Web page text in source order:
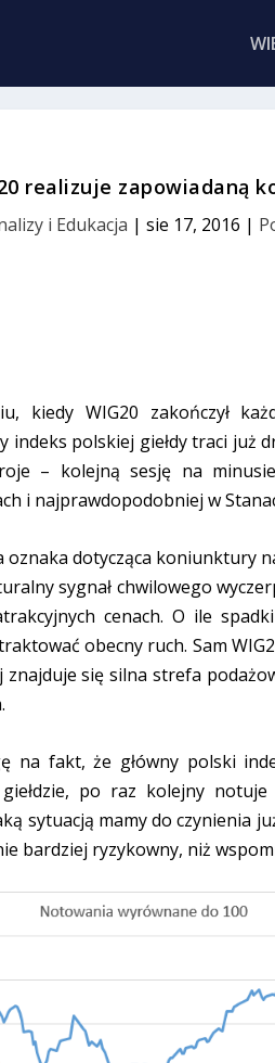
realizuje zapowiadaną
i Edukacja | sie 17, 2016 |
kiedy WIG20 zakończył
indeks polskiej giełdy traci już
– kolejną sesję na
i najprawdopodobniej w
oznaka dotycząca koniunktury
sygnał chwilowego
cenach. O ile
obecny ruch. Sam
znajduje się silna strefa
na fakt, że główny polski
po raz kolejny
sytuacją mamy do czynienia
bardziej ryzykowny, niż